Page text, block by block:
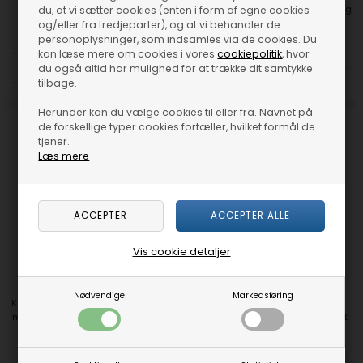
du, at vi sætter cookies (enten i form af egne cookies
og/eller fra tredjeparter), og at vi behandler de
personoplysninger, som indsamles via de cookies. Du
kan læse mere om cookies i vorescookiepolitik, hvor
du også altid har mulighed for at trække dit samtykke
tilbage.
Herunder kan du vælge cookies til eller fra. Navnet på
de forskellige typer cookies fortæller, hvilket formål de
tjener.
Læs mere
Nødvendige Markedsføring
Vis cookie detaljer
Køkkenlåge greb i sort messing
med diamond cut overflade
96mm/128mm/160mm/224mm
DKK 169,00
Køkkenlåge greb i massiv messing
uden lak og med diamond cut
overflade
96mm/128mm/160mm/224mm
Køkkenlåge greb i massiv messing
med lak og diamond cut overflade
96mm/128mm/160mm/224mm
Østerbro - Køkkengreb i messing i
rustfri stål look med diamond cut
overflade
96mm/128mm/160mm/224mm